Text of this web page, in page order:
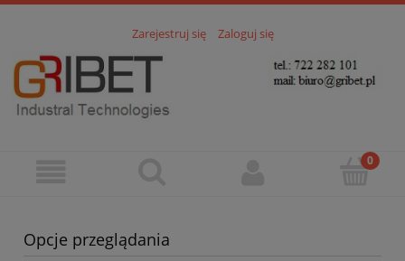
Zarejestruj się Zaloguj się
Opcje przeglądania